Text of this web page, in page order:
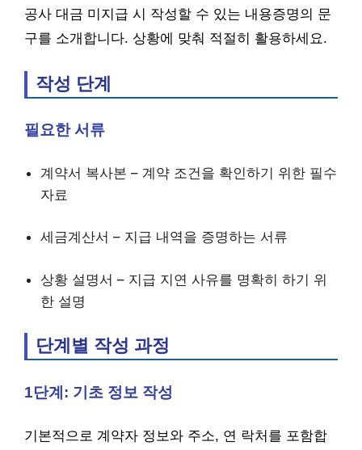
공사 대금 미지급 시 작성할 수 있는 내용증명의 문
구를 소개합니다. 상황에 맞춰 적절히 활용하세요.
작성 단계
필요한 서류
계약서 복사본 – 계약 조건을 확인하기 위한 필수
자료
세금계산서 – 지급 내역을 증명하는 서류
상황 설명서 – 지급 지연 사유를 명확히 하기 위
한 설명
단계별 작성 과정
1단계: 기초 정보 작성
기본적으로 계약자 정보와 주소, 연 락처를 포함합